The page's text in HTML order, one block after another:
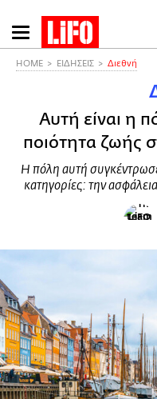
Παράκαμψη
προς
HOME ΕΙΔΗΣΕΙΣ Διεθνή
Αυτή είναι η
ποιότητα ζωής
Η πόλη αυτή
κατηγορίες: την